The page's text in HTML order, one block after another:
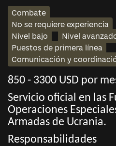
Combate
No se requiere experiencia
Nivel bajo
Nivel
Puestos de primera línea
Comunicación y
850 - 3300 USD por
Servicio oficial en las
Operaciones
Armadas de Ucrania.
Responsabilidades